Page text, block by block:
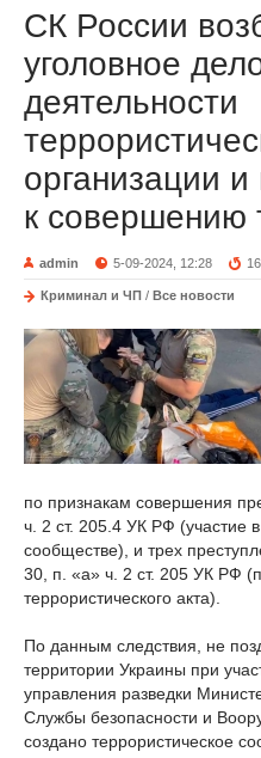
СК России
уголовное
деятельности
организации и
к совершению
admin 5-09-2024, 12:28 16
Криминал и ЧП / Все новости
по признакам совершения
ч. 2 ст. 205.4 УК РФ (участие
сообществе), и трех
30, п. «а» ч. 2 ст. 205 УК РФ
террористического акта).
По данным следствия, не
территории Украины при
управления разведки
Службы безопасности и
создано террористическое